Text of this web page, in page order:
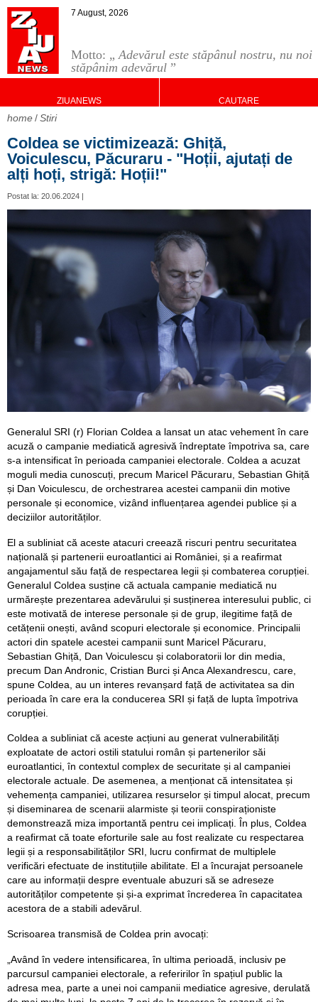
Motto: „Adevărul este stăpânul nostru, nu noi
stăpânim adevărul ”
7 August, 2026
ZIUANEWS CAUTARE
home Stiri
Coldea se victimizează: Ghiță,
Voiculescu, Păcuraru - "Hoții, ajutați de
alți hoți, strigă: Hoții!"
Postat la: 20.06.2024 |
Generalul SRI (r) Florian Coldea a lansat un atac vehement în care
acuză o campanie mediatică agresivă îndreptate împotriva sa, care
s-a intensificat în perioada campaniei electorale. Coldea a acuzat
moguli media cunoscuți, precum Maricel Păcuraru, Sebastian Ghiță
și Dan Voiculescu, de orchestrarea acestei campanii din motive
personale și economice, vizând influențarea agendei publice și a
deciziilor autorităților.
El a subliniat că aceste atacuri creează riscuri pentru securitatea
națională și partenerii euroatlantici ai României, și a reafirmat
angajamentul său față de respectarea legii și combaterea corupției.
Generalul Coldea susține că actuala campanie mediatică nu
urmărește prezentarea adevărului și susținerea interesului public, ci
este motivată de interese personale și de grup, ilegitime față de
cetățenii onești, având scopuri electorale și economice. Principalii
actori din spatele acestei campanii sunt Maricel Păcuraru,
Sebastian Ghiță, Dan Voiculescu și colaboratorii lor din media,
precum Dan Andronic, Cristian Burci și Anca Alexandrescu, care,
spune Coldea, au un interes revanșard față de activitatea sa din
perioada în care era la conducerea SRI și față de lupta împotriva
corupției.
Coldea a subliniat că aceste acțiuni au generat vulnerabilități
exploatate de actori ostili statului român și partenerilor săi
euroatlantici, în contextul complex de securitate și al campaniei
electorale actuale. De asemenea, a menționat că intensitatea și
vehemența campaniei, utilizarea resurselor și timpul alocat, precum
și diseminarea de scenarii alarmiste și teorii conspiraționiste
demonstrează miza importantă pentru cei implicați. În plus, Coldea
a reafirmat că toate eforturile sale au fost realizate cu respectarea
legii și a responsabilităților SRI, lucru confirmat de multiplele
verificări efectuate de instituțiile abilitate. El a încurajat persoanele
care au informații despre eventuale abuzuri să se adreseze
autorităților competente și și-a exprimat încrederea în capacitatea
acestora de a stabili adevărul.
Scrisoarea transmisă de Coldea prin avocați:
„Având în vedere intensificarea, în ultima perioadă, inclusiv pe
parcursul campaniei electorale, a referirilor în spațiul public la
adresa mea, parte a unei noi campanii mediatice agresive, derulată